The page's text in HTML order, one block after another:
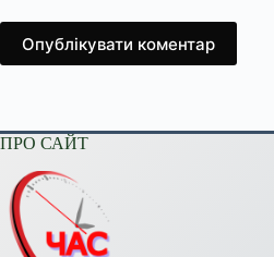
Опублікувати коментар
ПРО САЙТ